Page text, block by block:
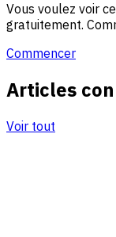
Vous voulez voir
gratuitement.
Commencer
Articles
Voir tout